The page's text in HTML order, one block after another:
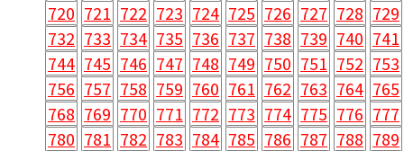
720 721 722 723 724 725 726 727 728 729
732 733 734 735 736 737 738 739 740 741
744 745 746 747 748 749 750 751 752 753
756 757 758 759 760 761 762 763 764 765
768 769 770 771 772 773 774 775 776 777
780 781 782 783 784 785 786 787 788 789